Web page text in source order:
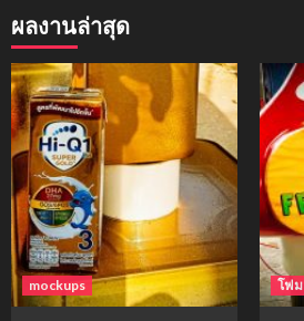
ผลงานล่าสุด
mockups โฟม